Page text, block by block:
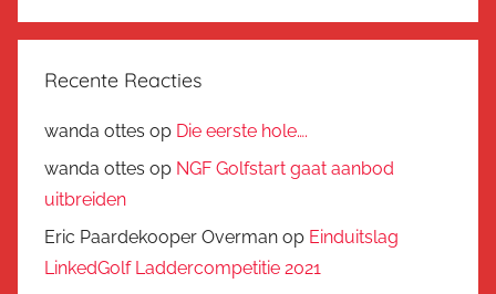
Recente Reacties
wanda ottes op Die eerste hole….
wanda ottes op NGF Golfstart gaat aanbod
uitbreiden
Eric Paardekooper Overman op Einduitslag
LinkedGolf Laddercompetitie 2021